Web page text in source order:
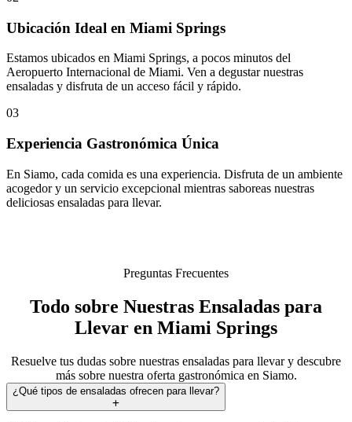
Ubicación Ideal en Miami Springs
Estamos ubicados en Miami Springs, a pocos minutos del
Aeropuerto Internacional de Miami. Ven a degustar nuestras
ensaladas y disfruta de un acceso fácil y rápido.
03
Experiencia Gastronómica Única
En Siamo, cada comida es una experiencia. Disfruta de un ambiente
acogedor y un servicio excepcional mientras saboreas nuestras
deliciosas ensaladas para llevar.
Preguntas Frecuentes
Todo sobre Nuestras Ensaladas para
Llevar en Miami Springs
Resuelve tus dudas sobre nuestras ensaladas para llevar y descubre
más sobre nuestra oferta gastronómica en Siamo.
¿Qué tipos de ensaladas ofrecen para llevar?